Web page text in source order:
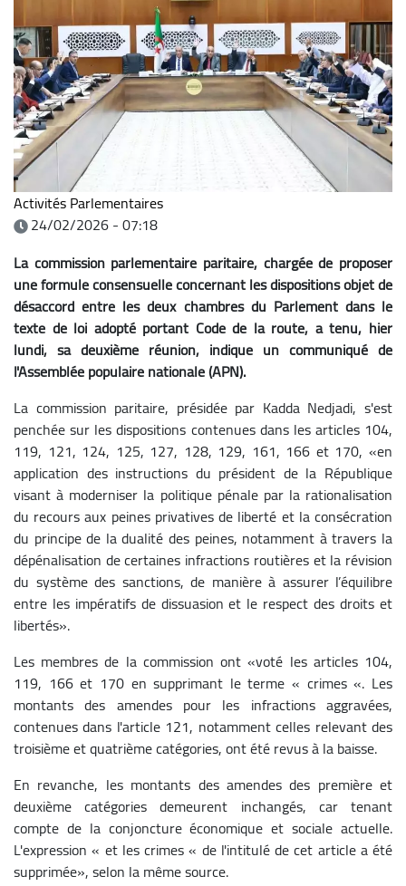
Activités Parlementaires
24/02/2026 - 07:18
La commission parlementaire paritaire, chargée de proposer
une formule consensuelle concernant les dispositions objet de
désaccord entre les deux chambres du Parlement dans le
texte de loi adopté portant Code de la route, a tenu, hier
lundi, sa deuxième réunion, indique un communiqué de
l'Assemblée populaire nationale (APN).
La commission paritaire, présidée par Kadda Nedjadi, s'est
penchée sur les dispositions contenues dans les articles 104,
119, 121, 124, 125, 127, 128, 129, 161, 166 et 170, «en
application des instructions du président de la République
visant à moderniser la politique pénale par la rationalisation
du recours aux peines privatives de liberté et la consécration
du principe de la dualité des peines, notamment à travers la
dépénalisation de certaines infractions routières et la révision
du système des sanctions, de manière à assurer l’équilibre
entre les impératifs de dissuasion et le respect des droits et
libertés».
Les membres de la commission ont «voté les articles 104,
119, 166 et 170 en supprimant le terme « crimes «. Les
montants des amendes pour les infractions aggravées,
contenues dans l'article 121, notamment celles relevant des
troisième et quatrième catégories, ont été revus à la baisse.
En revanche, les montants des amendes des première et
deuxième catégories demeurent inchangés, car tenant
compte de la conjoncture économique et sociale actuelle.
L'expression « et les crimes « de l'intitulé de cet article a été
supprimée», selon la même source.